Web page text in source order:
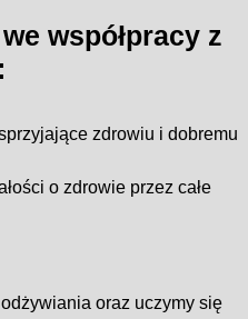
współpracy z
zdrowiu i dobremu
o zdrowie przez całe
oraz uczymy się